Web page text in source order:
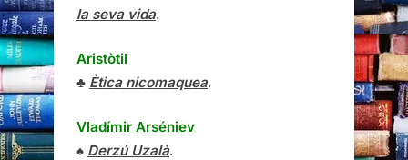
la seva vida.
Aristòtil
♣ Ètica nicomaquea.
Vladímir Arséniev
♠ Derzú Uzalà.